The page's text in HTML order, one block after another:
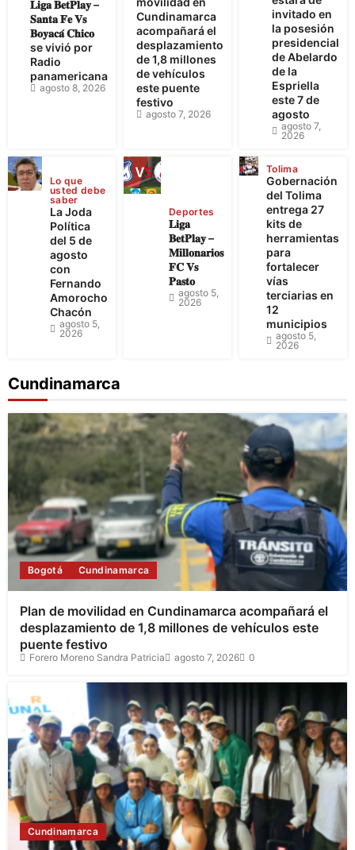
𝐋𝐢𝐠𝐚 𝐁𝐞𝐭𝐏𝐥𝐚𝐲 –
𝐒𝐚𝐧𝐭𝐚 𝐅𝐞 𝐕𝐬
𝐁𝐨𝐲𝐚𝐜𝐚́ 𝐂𝐡𝐢𝐜𝐨
se vivió por
Radio
panamericana
agosto 8, 2026
Cundinamarca
acompañará el
desplazamiento
de 1,8 millones
de vehículos
este puente
festivo
agosto 7, 2026
invitado en
la posesión
presidencial
de Abelardo
de la
Espriella
este 7 de
agosto
agosto 7,
2026
Lo que
usted debe
saber
La Joda
Política
del 5 de
agosto
con
Fernando
Amorocho
Chacón
agosto 5,
2026
Deportes
𝐋𝐢𝐠𝐚
𝐁𝐞𝐭𝐏𝐥𝐚𝐲 –
𝐌𝐢𝐥𝐥𝐨𝐧𝐚𝐫𝐢𝐨𝐬
𝐅𝐂 𝐕𝐬
𝐏𝐚𝐬𝐭𝐨
agosto 5,
2026
Tolima
Gobernación
del Tolima
entrega 27
kits de
herramientas
para
fortalecer
vías
terciarias en
12
municipios
agosto 5,
2026
Cundinamarca
Bogotá Cundinamarca
Plan de movilidad en Cundinamarca acompañará el
desplazamiento de 1,8 millones de vehículos este
puente festivo
Forero Moreno Sandra Patricia agosto 7, 2026 0
Cundinamarca